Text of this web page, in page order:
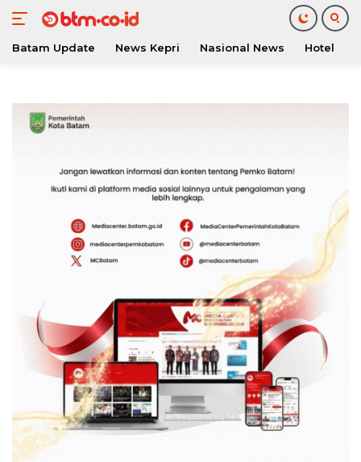
konten
Batam Update News Kepri Nasional News Hotel